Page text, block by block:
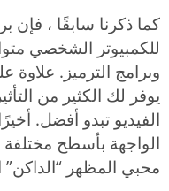
للكمبيوتر الشخصي
وبرامج الترميز. علاوة
يوفر لك الكثير من
الفيديو تبدو أفضل.
الواجهة بأسطح
محبي المظهر “الداكن”